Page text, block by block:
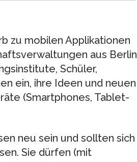
zu mobilen Applikationen
aus Berlin
Schüler,
ein, ihre Ideen und neuen
(Smartphones, Tablet-
neu sein und sollten sich
Sie dürfen (mit